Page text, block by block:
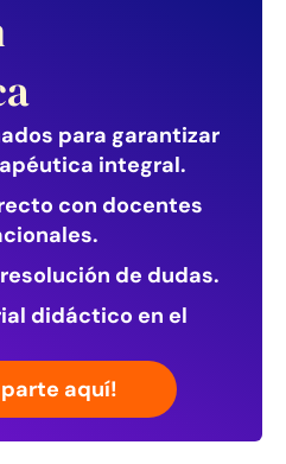
para garantizar
integral.
con docentes
de dudas.
didáctico en el
parte aquí!